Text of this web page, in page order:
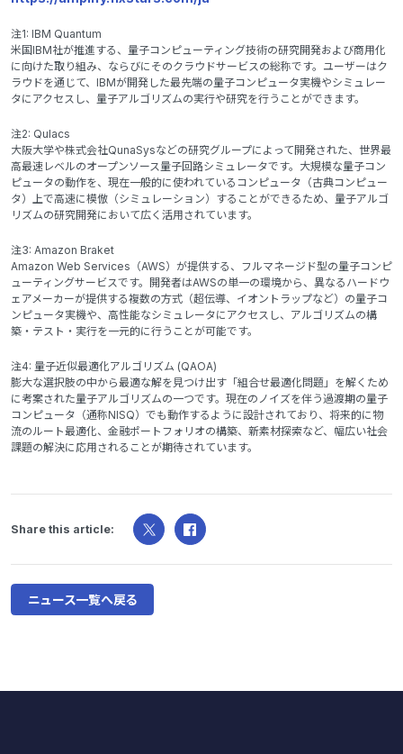
注1: IBM Quantum
米国IBM社が推進する、量子コンピューティング技術の研究開発および商用化
に向けた取り組み、ならびにそのクラウドサービスの総称です。ユーザーはク
ラウドを通じて、IBMが開発した最先端の量子コンピュータ実機やシミュレー
タにアクセスし、量子アルゴリズムの実行や研究を行うことができます。
注2: Qulacs
大阪大学や株式会社QunaSysなどの研究グループによって開発された、世界最
高最速レベルのオープンソース量子回路シミュレータです。大規模な量子コン
ピュータの動作を、現在一般的に使われているコンピュータ（古典コンピュー
タ）上で高速に模倣（シミュレーション）することができるため、量子アルゴ
リズムの研究開発において広く活用されています。
注3: Amazon Braket
Amazon Web Services（AWS）が提供する、フルマネージド型の量子コンピ
ューティングサービスです。開発者はAWSの単一の環境から、異なるハードウ
ェアメーカーが提供する複数の方式（超伝導、イオントラップなど）の量子コ
ンピュータ実機や、高性能なシミュレータにアクセスし、アルゴリズムの構
築・テスト・実行を一元的に行うことが可能です。
注4: 量子近似最適化アルゴリズム (QAOA)
膨大な選択肢の中から最適な解を見つけ出す「組合せ最適化問題」を解くため
に考案された量子アルゴリズムの一つです。現在のノイズを伴う過渡期の量子
コンピュータ（通称NISQ）でも動作するように設計されており、将来的に物
流のルート最適化、金融ポートフォリオの構築、新素材探索など、幅広い社会
課題の解決に応用されることが期待されています。
Share this article:
ニュース一覧へ戻る